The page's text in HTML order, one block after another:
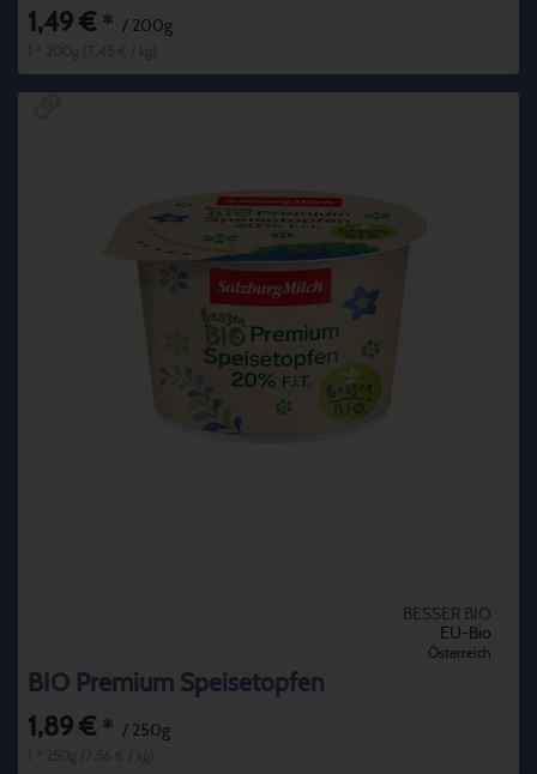
1,49 € * / 200g
BESSER BIO
EU-Bio
Österreich
BIO Premium Speisetopfen
1,89 € * / 250g